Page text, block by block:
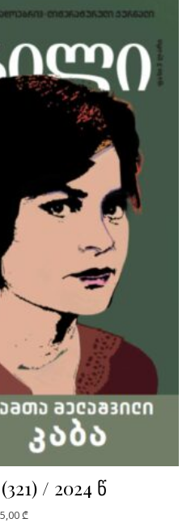
/ 2024 წ
5,00 ₾